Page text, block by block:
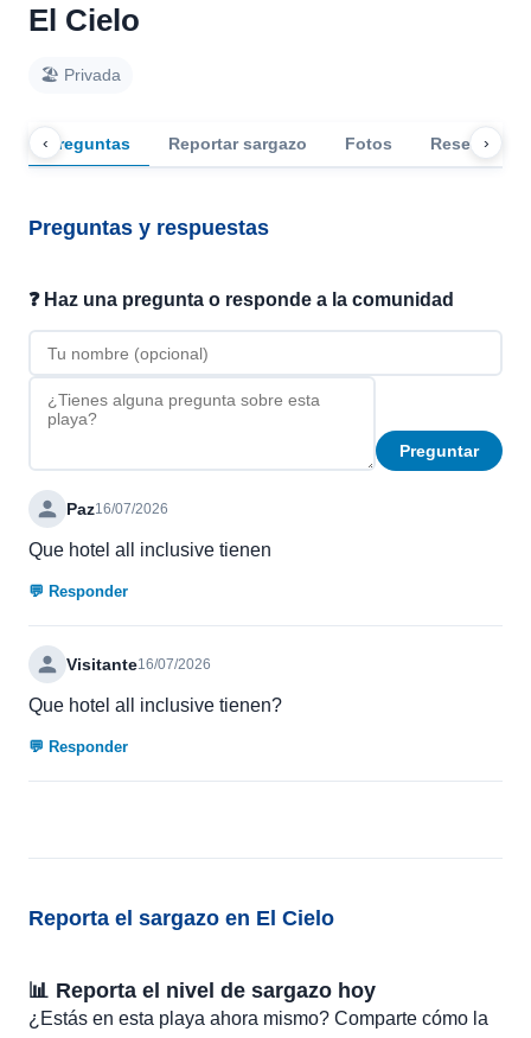
El Cielo
🏖️ Privada
‹ Preguntas Reportar sargazo Fotos Reseñas
›
Preguntas y respuestas
❓ Haz una pregunta o responde a la comunidad
Preguntar
Paz16/07/2026
Que hotel all inclusive tienen
💬 Responder
Visitante16/07/2026
Que hotel all inclusive tienen?
💬 Responder
Reporta el sargazo en El Cielo
📊 Reporta el nivel de sargazo hoy
¿Estás en esta playa ahora mismo? Comparte cómo la